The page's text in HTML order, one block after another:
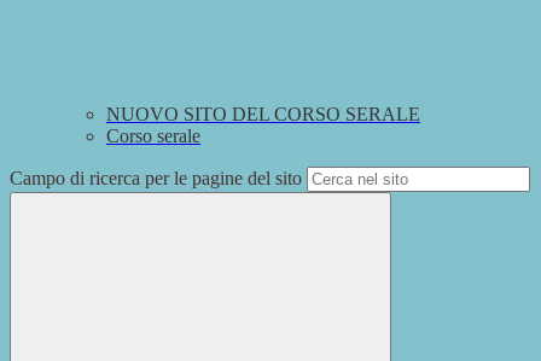
NUOVO SITO DEL CORSO SERALE
Corso serale
Campo di ricerca per le pagine del sito